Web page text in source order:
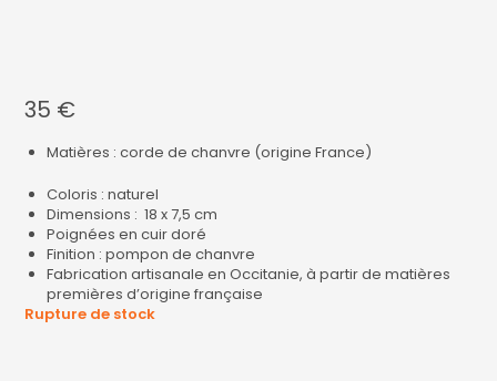
35 €
Matières : corde de chanvre (origine France)
Coloris : naturel
Dimensions : 18 x 7,5 cm
Poignées en cuir doré
Finition : pompon de chanvre
Fabrication artisanale en Occitanie, à partir de matières
premières d’origine française
Rupture de stock